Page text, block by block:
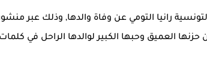
رانيا التومي عن وفاة والدها, وذلك عبر
حزنها العميق وحبها الكبير لوالدها الراحل في